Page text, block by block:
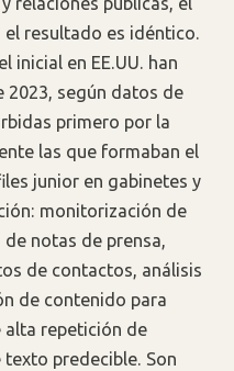
resultado es idéntico.
inicial en EE.UU. han
2023, según datos de
primero por la
las que formaban el
junior en gabinetes y
monitorización de
notas de prensa,
de contactos, análisis
de contenido para
alta repetición de
predecible. Son